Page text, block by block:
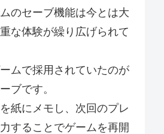
のセーブ機能は今とは大
な体験が繰り広げられて
ムで採用されていたのが
ブです。
紙にメモし、次回のプレ
することでゲームを再開